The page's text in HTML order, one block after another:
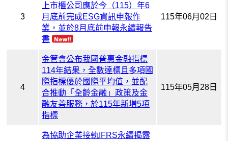
3
上市櫃公司應於今（115）年6
月底前完成ESG資訊申報作
業，並於8月底前申報永續報告
書
115年06月02日
4
金管會公布我國普惠金融指標
114年結果，全數達標且多項國
際指標優於國際平均值，並配
合推動「全齡金融」政策及金
融友善服務，於115年新増5項
指標
115年05月28日
為協助企業接軌IFRS永續揭露